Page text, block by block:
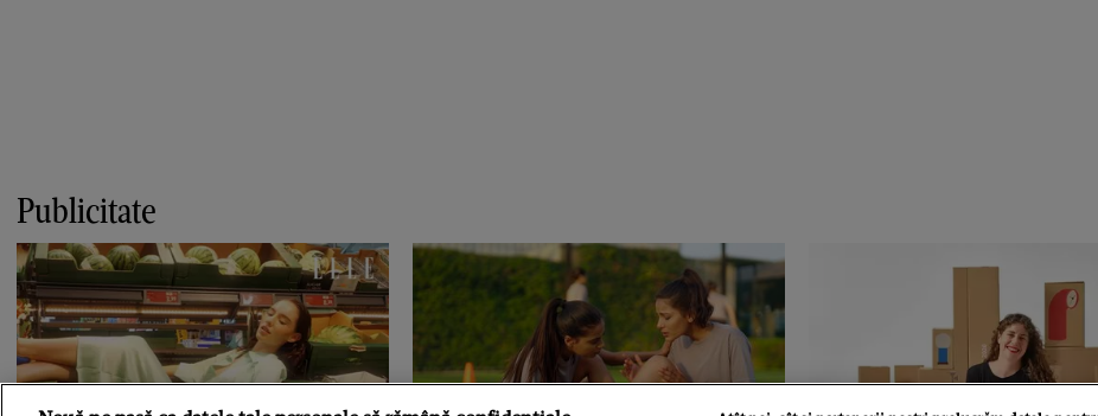
Publicitate